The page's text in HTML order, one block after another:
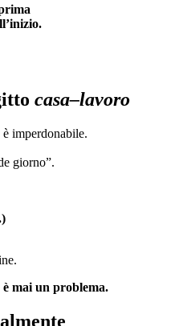
casa–lavoro
imperdonabile.
giorno”.
mai un problema.